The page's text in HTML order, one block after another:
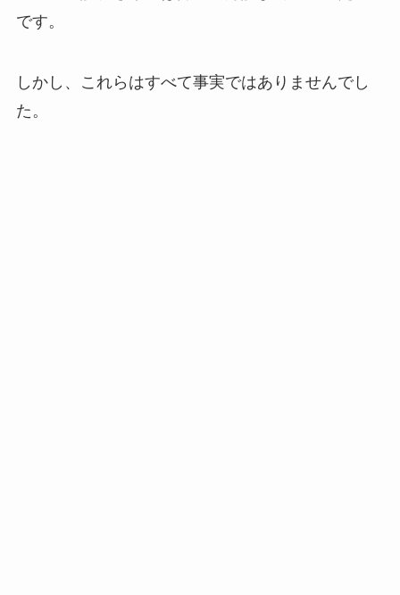
です。
しかし、これらはすべて事実ではありませんでし
た。